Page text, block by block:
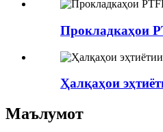
Прокладкаҳои
Ҳалқаҳои
Маълумот